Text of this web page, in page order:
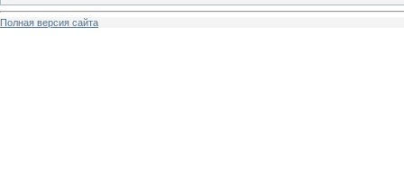
Полная версия сайта